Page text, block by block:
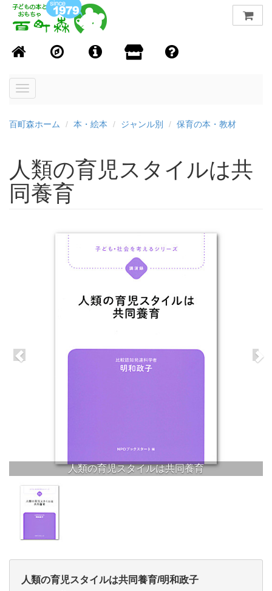
Toggle
百町森ホーム 本・絵本 ジャンル別 保育の本・教材
人類の育児スタイルは共
同養育
人類の育児スタイルは共同養育
人類の育児スタイルは共同養育/明和政子